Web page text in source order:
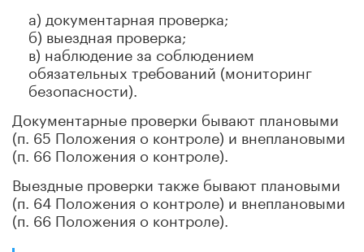
а) документарная проверка;
б) выездная проверка;
в) наблюдение за соблюдением
обязательных требований (мониторинг
безопасности).
Документарные проверки бывают плановыми
(п. 65 Положения о контроле) и внеплановыми
(п. 66 Положения о контроле).
Выездные проверки также бывают плановыми
(п. 64 Положения о контроле) и внеплановыми
(п. 66 Положения о контроле).